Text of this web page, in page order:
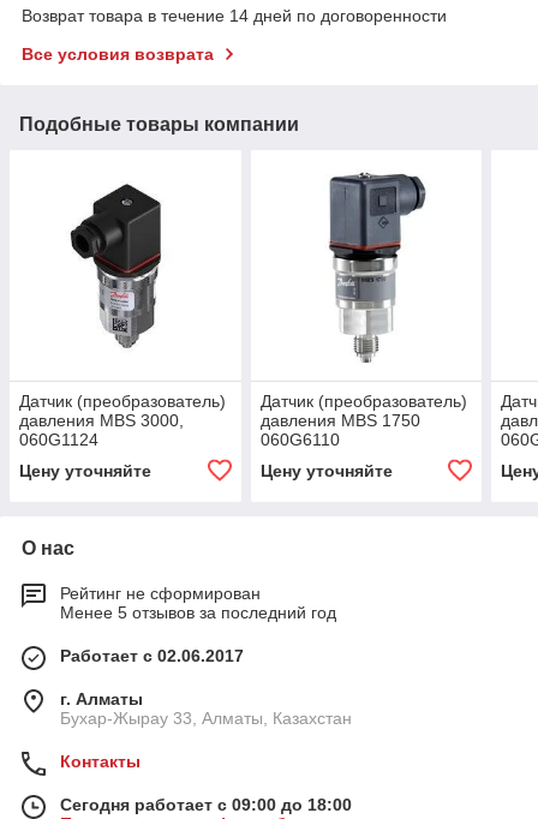
Возврат товара в течение 14 дней по договоренности
Все условия возврата
Подобные товары компании
Датчик (преобразователь)
давления MBS 3000,
060G1124
Цену уточняйте
Датчик (преобразователь)
давления MBS 1750
060G6110
Цену уточняйте
О нас
Рейтинг не сформирован
Менее 5 отзывов за последний год
Работает с 02.06.2017
г. Алматы
Бухар-Жырау 33, Алматы, Казахстан
Контакты
Сегодня работает с 09:00 до 18:00